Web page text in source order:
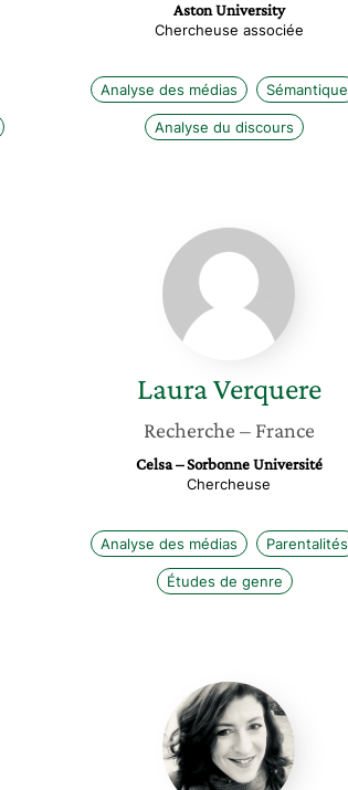
Aston University
Chercheuse associée
Analyse des médias Sémantique
Analyse du discours
Laura
Verquere
LauraVerquere
Recherche – France
Celsa – Sorbonne Université
Chercheuse
Analyse des médias Parentalités
Études de genre
Daphné
Benoit